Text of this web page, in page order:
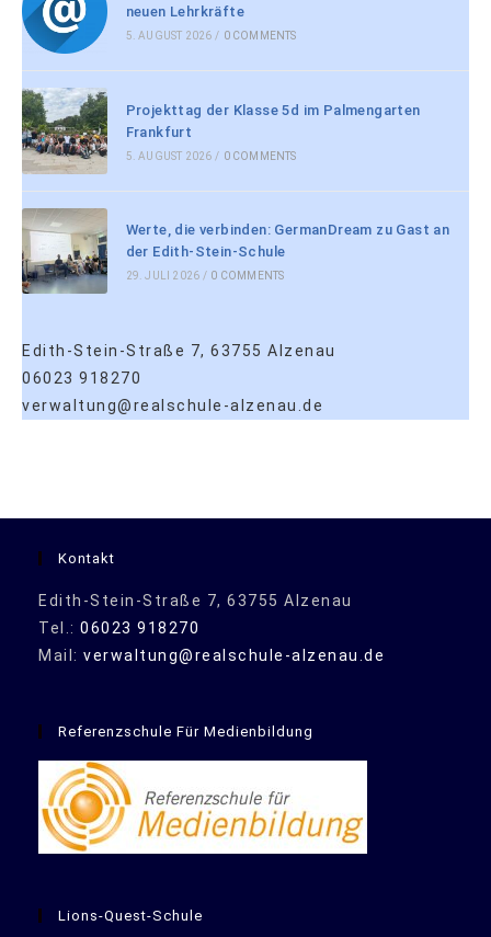
neuen Lehrkräfte
5. AUGUST 2026 / 0 COMMENTS
Projekttag der Klasse 5d im Palmengarten
Frankfurt
5. AUGUST 2026 / 0 COMMENTS
Werte, die verbinden: GermanDream zu Gast an
der Edith-Stein-Schule
29. JULI 2026 / 0 COMMENTS
Edith-Stein-Straße 7, 63755 Alzenau
06023 918270
verwaltung@realschule-alzenau.de
Kontakt
Edith-Stein-Straße 7, 63755 Alzenau
Tel.: 06023 918270
Mail: verwaltung@realschule-alzenau.de
Referenzschule Für Medienbildung
Lions-Quest-Schule